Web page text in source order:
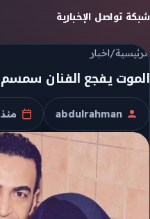
Skip to content
شبكة تواصل الإخبارية
الرئيسية/اخبار
الموت يفجع الفنان
الكاتب
abdulrahman